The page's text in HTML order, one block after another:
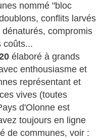
nommé "bloc
conflits larvés
compromis
coûts...
élaboré à grands
enthousiasme et
représentant et
vives (toutes
d'Olonne est
toujours en ligne
de communes, voir :